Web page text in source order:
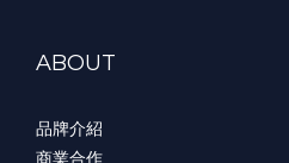
ABOUT
品牌介紹
商業合作